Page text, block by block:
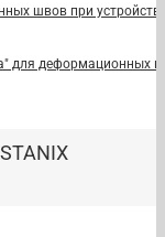
швов при
для деформационных и